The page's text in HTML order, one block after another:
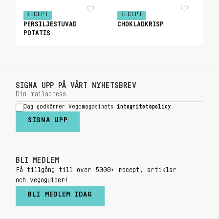
RECEPT
PERSILJESTUVAD
POTATIS
RECEPT
CHOKLADKRISP
SIGNA UPP PÅ VÅRT NYHETSBREV
Jag godkänner Vegomagasinets integritetspolicy
SIGNA UPP
BLI MEDLEM
Få tillgång till över 5000+ recept, artiklar
och vegoguider!
BLI MEDLEM IDAG